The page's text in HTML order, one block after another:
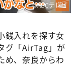
©️ABCテレビ
銭入れを探す女
グ「AirTag」が
め、奈良からわ